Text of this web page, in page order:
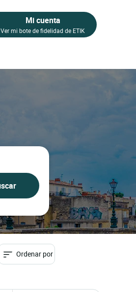
Mi cuenta
Ver mi bote de fidelidad de ETIK
Ordenar por